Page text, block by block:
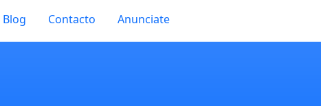
Blog Contacto Anunciate